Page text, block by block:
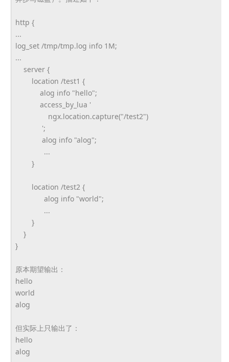
http {
...
log_set /tmp/tmp.log info 1M;
...
server {
location /test1 {
alog info "hello";
access_by_lua '
ngx.location.capture("/test2")
';
alog info "alog";
...
}
location /test2 {
alog info "world";
...
}
}
}
原本期望输出：
hello
world
alog
但实际上只输出了：
hello
alog